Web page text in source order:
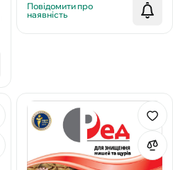
Повідомити про
наявність